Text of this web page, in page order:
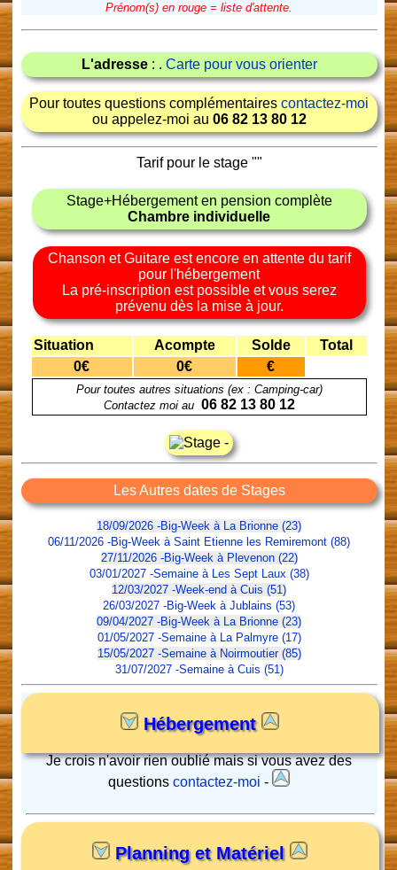
Prénom(s) en rouge = liste d'attente.
L'adresse: . Carte pour vous orienter
Pour toutes questions complémentairescontactez-moi
ou appelez-moi au 06 82 13 80 12
Tarif pour le stage ""
Stage+Hébergement en pension complète
Chambre individuelle
Chanson et Guitare est encore en attente du tarif
pour l'hébergement
La pré-inscription est possible et vous serez
prévenu dès la mise à jour.
Situation Acompte Solde
Total
0€
0€ €
Pour toutes autres situations (ex : Camping-car)
Contactez moi au 06 82 13 80 12
Les Autres dates de Stages
18/09/2026 -Big-Week à La Brionne (23)
06/11/2026 -Big-Week à Saint Etienne les Remiremont (88)
27/11/2026 -Big-Week à Plevenon (22)
03/01/2027 -Semaine à Les Sept Laux (38)
12/03/2027 -Week-end à Cuis (51)
26/03/2027 -Big-Week à Jublains (53)
09/04/2027 -Big-Week à La Brionne (23)
01/05/2027 -Semaine à La Palmyre (17)
15/05/2027 -Semaine à Noirmoutier (85)
31/07/2027 -Semaine à Cuis (51)
Hébergement
Je crois n'avoir rien oublié mais si vous avez des
questionscontactez-moi -
Planning et Matériel